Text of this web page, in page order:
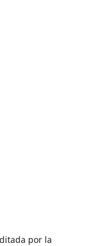
por la